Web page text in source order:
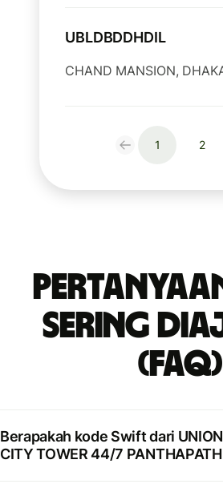
UBLDBDDHDIL
CHAND MANSION,
1 2
Sering
(FAQ)
Berapakah kode Swift dari
CITY TOWER 44/7